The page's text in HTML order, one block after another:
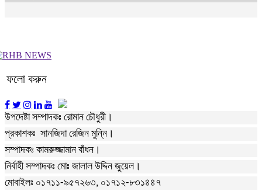
ফলো করুন
উপদেষ্টা সম্পাদকঃ রোমান চৌধুরী।
প্রকাশকঃ সানজিদা রেজিন মুন্নি।
সম্পাদকঃ কামরুজ্জামান বাঁধন।
নির্বাহী সম্পাদকঃ মোঃ জালাল উদ্দিন জুয়েল।
মোবাইলঃ ০১৭১১-৯৫৭২৬৩, ০১৭১২-৮৩১৪৪৭